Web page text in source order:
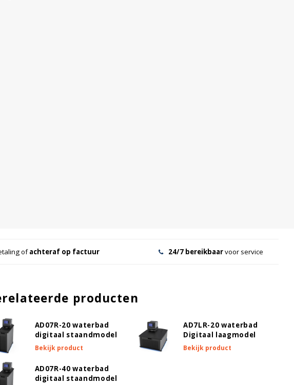
ofachteraf op factuur 24/7 bereikbaarvoor service
producten
AD07R-20 waterbad
digitaal staandmodel
Bekijk product
AD7LR-20 waterbad
Digitaal laagmodel
Bekijk product
AD07R-40 waterbad
digitaal staandmodel